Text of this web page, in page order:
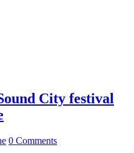
City festival
0 Comments